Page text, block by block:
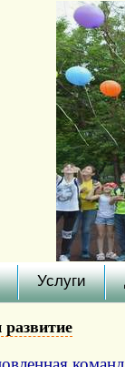
Услуги